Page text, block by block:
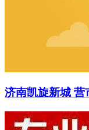
济南凯旋新城